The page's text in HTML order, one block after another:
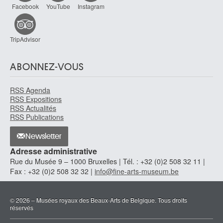
Anvers 1792 - Paris (France) 1884
Riedel Hélène
Opava (Tchéquie) 1901 - Bruxelles 1991
Rijckhals Frans
- Middelbourg (Pays-Bas) 1647
Riley John
Londres (Angleterre, Royaume-Uni) 1646 - 1691
Rimbout Germaine
Riopelle Jean-Paul
Montréal (Canada) 1923 - Québec (Canada) 2002
Roata Toma
Robbe Henri
Facebook YouTube Instagram
TripAdvisor
ABONNEZ-VOUS
RSS Agenda
RSS Expositions
RSS Actualités
RSS Publications
Newsletter
Adresse administrative
Rue du Musée 9 – 1000 Bruxelles | Tél. : +32 (0)2 508 32 11 |
Fax : +32 (0)2 508 32 32 | info@fine-arts-museum.be
© 2026 – Musées royaux des Beaux-Arts de Belgique. Tous droits
réservés